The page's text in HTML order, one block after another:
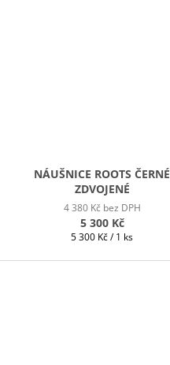
NÁUŠNICE ROOTS ČERNÉ
ZDVOJENÉ
4 380 Kč bez DPH
5 300 Kč
Měrná
5 300 Kč / 1 ks